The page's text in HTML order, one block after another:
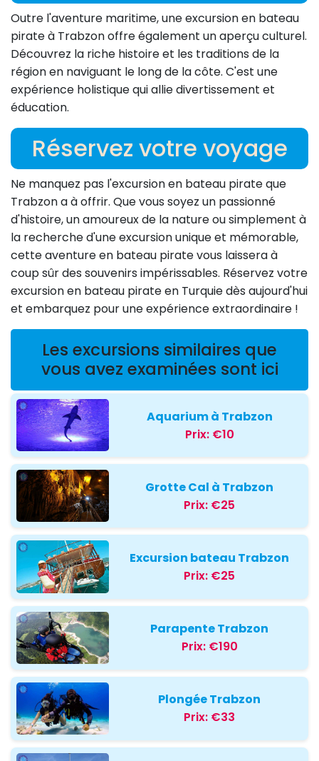
Outre l'aventure maritime, une excursion en bateau
pirate à Trabzon offre également un aperçu culturel.
Découvrez la riche histoire et les traditions de la
région en naviguant le long de la côte. C'est une
expérience holistique qui allie divertissement et
éducation.
Réservez votre voyage
Ne manquez pas l'excursion en bateau pirate que
Trabzon a à offrir. Que vous soyez un passionné
d'histoire, un amoureux de la nature ou simplement à
la recherche d'une excursion unique et mémorable,
cette aventure en bateau pirate vous laissera à
coup sûr des souvenirs impérissables. Réservez votre
excursion en bateau pirate en Turquie dès aujourd'hui
et embarquez pour une expérience extraordinaire !
Les excursions similaires que
vous avez examinées sont ici
Aquarium à Trabzon
Prix: €10
Grotte Cal à Trabzon
Prix: €25
Excursion bateau Trabzon
Prix: €25
Parapente Trabzon
Prix: €190
Plongée Trabzon
Prix: €33